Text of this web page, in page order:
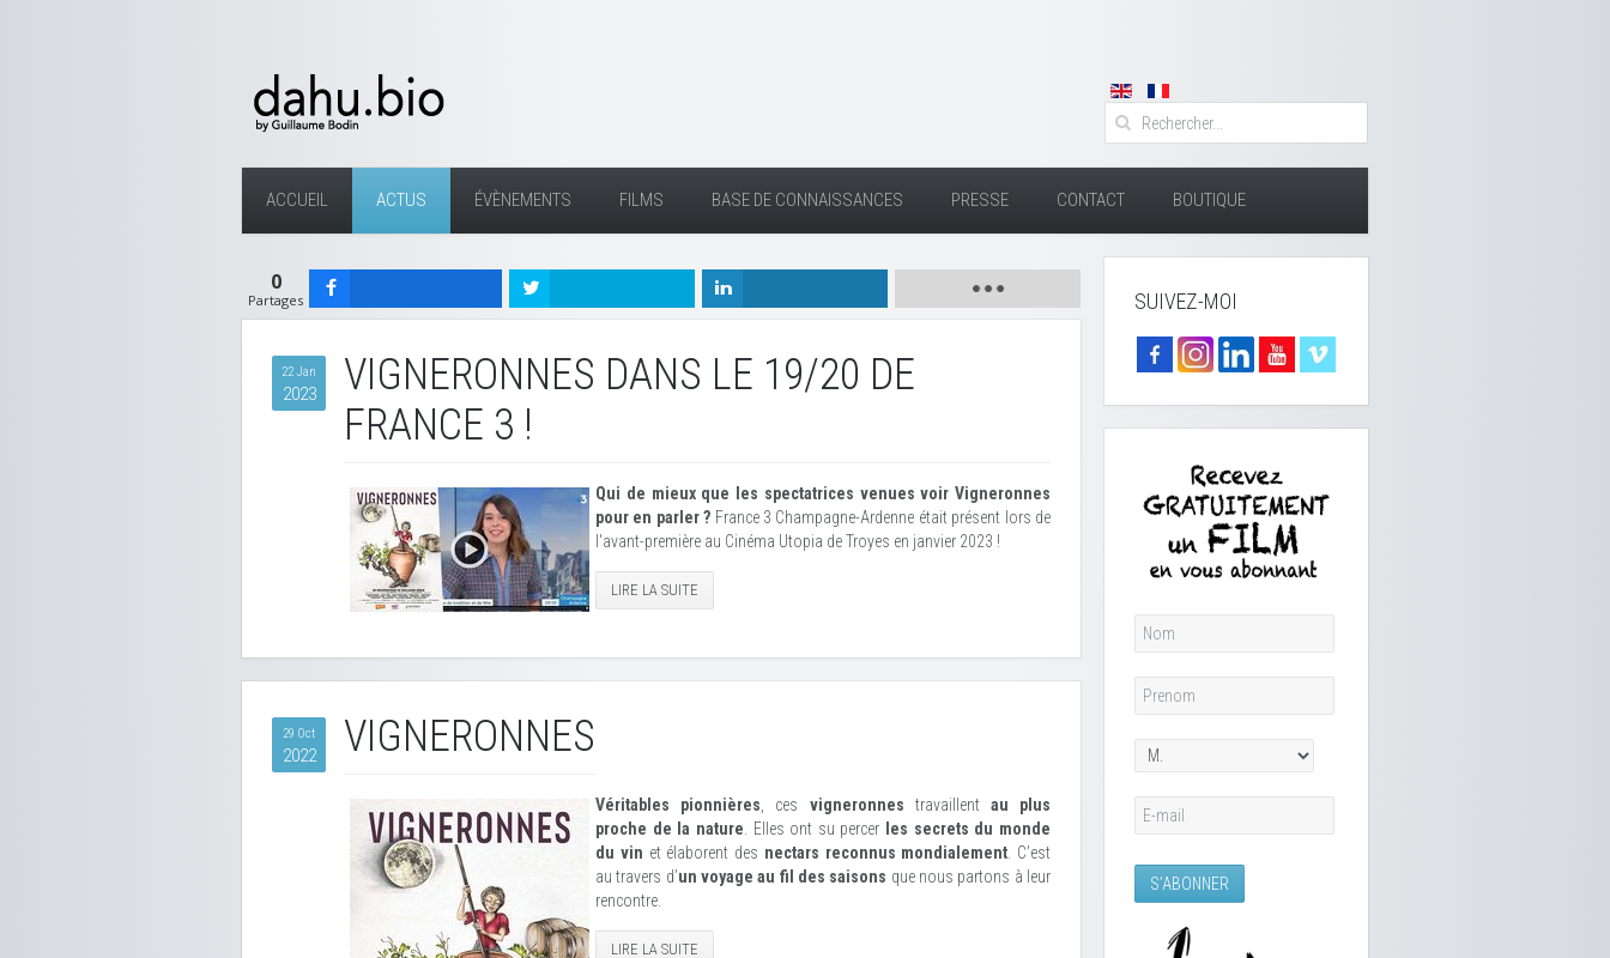
ACCUEIL ACTUS ÉVÈNEMENTS FILMS BASE DE CONNAISSANCES PRESSE CONTACT BOUTIQUE
0
Partages
22 Jan
2023
VIGNERONNES DANS LE 19/20 DE
FRANCE 3 !
Qui de mieux que les spectatrices venues voir Vigneronnes
pour en parler ? France 3 Champagne-Ardenne était présent lors de
l'avant-première au Cinéma Utopia de Troyes en janvier 2023 !
LIRE LA SUITE
29 Oct
2022 VIGNERONNES
Véritables pionnières , ces vigneronnes travaillent au plus
proche de la nature . Elles ont su percer
les secrets du monde
du vin et élaborent des nectars reconnus mondialement . C’est
au travers d’un voyage au fil des saisons que nous partons à leur
rencontre.
LIRE LA SUITE
SUIVEZ-MOI